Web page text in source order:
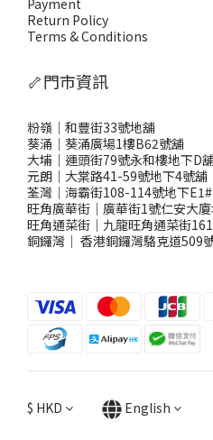
Payment
Return Policy
Terms & Conditions
🦴門市資訊
粉嶺｜和豐街33號地舖
葵涌｜葵涌廣場1樓B62號舖
大埔｜運頭街79號永和樓地下D舖
元朗｜大棠路41-59號地下4號舖
荃灣｜海霸街108-114號地下
旺角廣華街｜廣華街1號仁安大
旺角通菜街｜九龍旺角通菜街
銅鑼灣 ｜ 香港銅鑼灣駱克道509
$ HKD English